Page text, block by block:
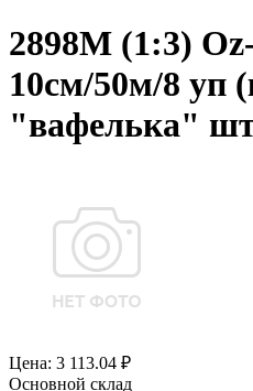
2898М (1:3)
10см/50м/8 уп
"вафелька"
Цена: 3 113.04 ₽
Основной склад